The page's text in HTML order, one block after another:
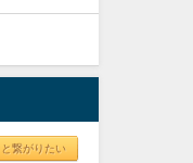
繋がりたい